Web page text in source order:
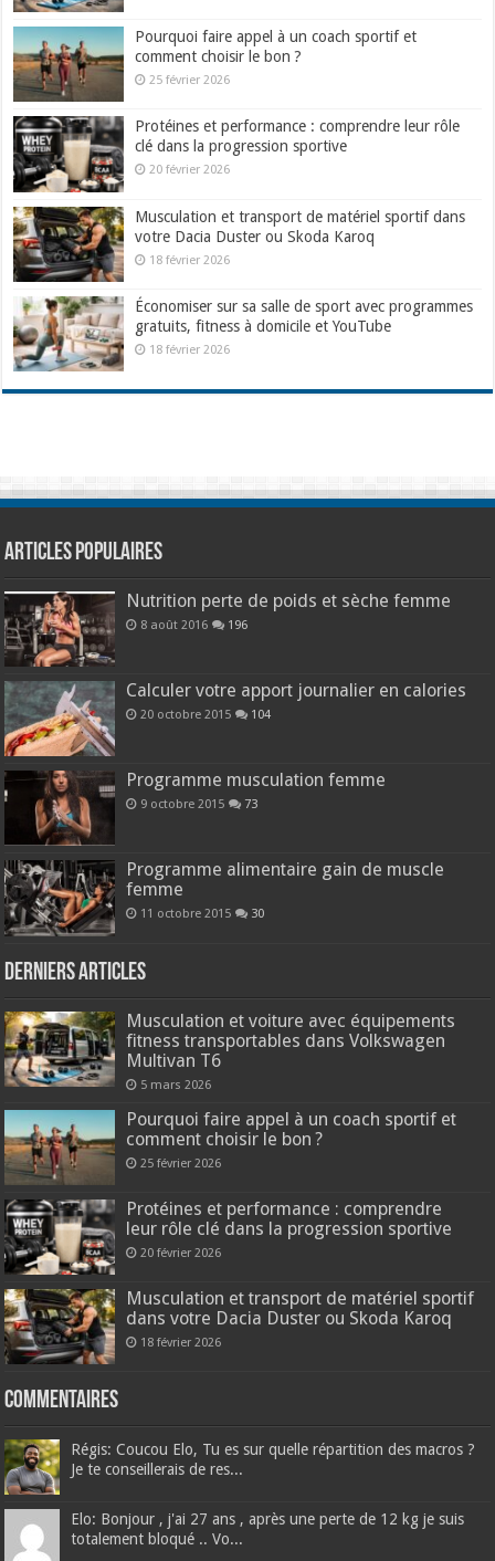
Pourquoi faire appel à un coach sportif et
comment choisir le bon ?
25 février 2026
Protéines et performance : comprendre leur rôle
clé dans la progression sportive
20 février 2026
Musculation et transport de matériel sportif dans
votre Dacia Duster ou Skoda Karoq
18 février 2026
Économiser sur sa salle de sport avec programmes
gratuits, fitness à domicile et YouTube
18 février 2026
Articles populaires
Nutrition perte de poids et sèche femme
8 août 2016 196
Calculer votre apport journalier en calories
20 octobre 2015 104
Programme musculation femme
9 octobre 2015 73
Programme alimentaire gain de muscle
femme
11 octobre 2015 30
Derniers articles
Musculation et voiture avec équipements
fitness transportables dans Volkswagen
Multivan T6
5 mars 2026
Pourquoi faire appel à un coach sportif et
comment choisir le bon ?
25 février 2026
Protéines et performance : comprendre
leur rôle clé dans la progression sportive
20 février 2026
Musculation et transport de matériel sportif
dans votre Dacia Duster ou Skoda Karoq
18 février 2026
Commentaires
Régis: Coucou Elo, Tu es sur quelle répartition des macros ?
Je te conseillerais de res...
Elo: Bonjour , j'ai 27 ans , après une perte de 12 kg je suis
totalement bloqué .. Vo...